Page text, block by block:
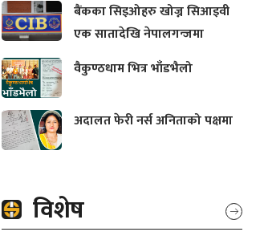
बैंकका सिइओहरु खोज्न सिआइवी
एक सातादेखि नेपालगन्जमा
वैकुण्ठधाम भित्र भाँडभैलो
अदालत फेरी नर्स अनिताको पक्षमा
विशेष